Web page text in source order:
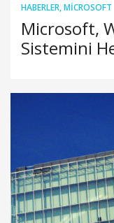
HABERLER,MICROSOFT
Microsoft,
Sistemini